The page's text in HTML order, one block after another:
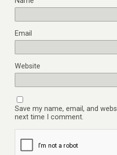
Email
Website
Save my name, email, and
next time I comment.